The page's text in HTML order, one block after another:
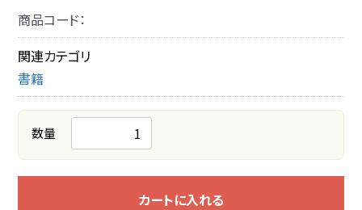
商品コード：
関連カテゴリ
書籍
数量
カートに入れる